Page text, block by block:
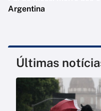
Argentina
Últimas